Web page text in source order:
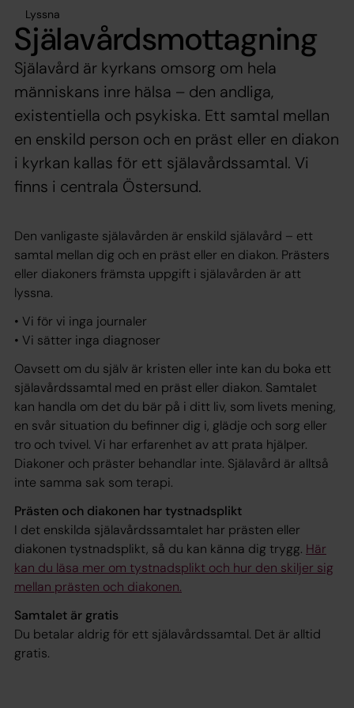
Lyssna
Själavårdsmottagning
Själavård är kyrkans omsorg om hela
människans inre hälsa – den andliga,
existentiella och psykiska. Ett samtal mellan
en enskild person och en präst eller en diakon
i kyrkan kallas för ett själavårdssamtal. Vi
finns i centrala Östersund.
Den vanligaste själavården är enskild själavård – ett
samtal mellan dig och en präst eller en diakon. Prästers
eller diakoners främsta uppgift i själavården är att
lyssna.
• Vi för vi inga journaler
• Vi sätter inga diagnoser
Oavsett om du själv är kristen eller inte kan du boka ett
själavårdssamtal med en präst eller diakon. Samtalet
kan handla om det du bär på i ditt liv, som livets mening,
en svår situation du befinner dig i, glädje och sorg eller
tro och tvivel. Vi har erfarenhet av att prata hjälper.
Diakoner och präster behandlar inte. Själavård är alltså
inte samma sak som terapi.
Prästen och diakonen har tystnadsplikt
I det enskilda själavårdssamtalet har prästen eller
diakonen tystnadsplikt, så du kan känna dig trygg. Här
kan du läsa mer om tystnadsplikt och hur den skiljer sig
mellan prästen och diakonen.
Samtalet är gratis
Du betalar aldrig för ett själavårdssamtal. Det är alltid
gratis.